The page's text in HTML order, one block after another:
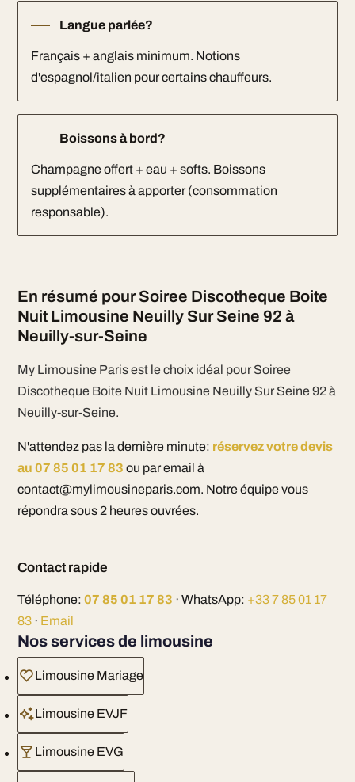
Langue parlée?
Français + anglais minimum. Notions
d'espagnol/italien pour certains chauffeurs.
Boissons à bord?
Champagne offert + eau + softs. Boissons
supplémentaires à apporter (consommation
responsable).
En résumé pour Soiree Discotheque Boite
Nuit Limousine Neuilly Sur Seine 92 à
Neuilly-sur-Seine
My Limousine Paris est le choix idéal pour Soiree
Discotheque Boite Nuit Limousine Neuilly Sur Seine 92 à
Neuilly-sur-Seine.
N'attendez pas la dernière minute: réservez votre devis
au 07 85 01 17 83 ou par email à
contact@mylimousineparis.com. Notre équipe vous
répondra sous 2 heures ouvrées.
Contact rapide
Téléphone: 07 85 01 17 83 · WhatsApp: +33 7 85 01 17
83· Email
Nos services de limousine
Limousine Mariage
Limousine EVJF
Limousine EVG